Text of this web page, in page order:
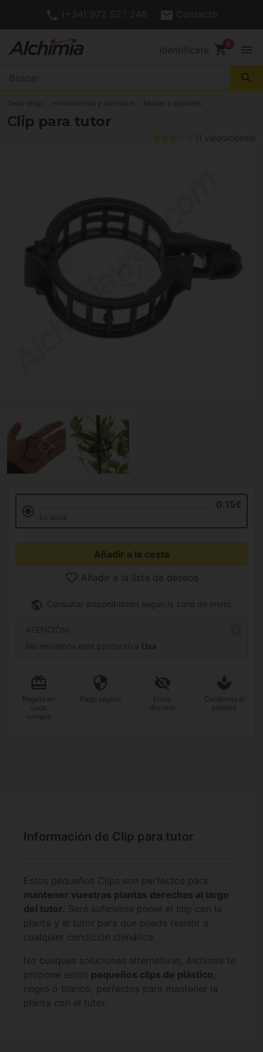
(+34) 972 527 248 Contacto
Identifícate shopping_cart menu
search
Grow shop Herramientas y utensilios Mallas y soportes
Clip para tutor
(1 valoraciones)
0.15€
En stock
Añadir a la cesta
Añadir a la lista de deseos
Consultar disponibilidad según la zona de envío.
ATENCIÓN!
No enviamos este producto a Usa
Regalo en
cada
compra
Pago seguro
Envío
discreto
Cuidemos el
planeta
Información de Clip para tutor
Estos pequeños Clips son perfectos para
mantener vuestras plantas derechas al largo
del tutor. Será suficiente poner el clip con la
planta y el tutor para que pueda resistir a
cualquier condición climática.
No busques soluciones alternativas, Alchimia te
propone estos pequeños clips de plástico,
negro o blanco, perfectos para mantener la
planta con el tutor.